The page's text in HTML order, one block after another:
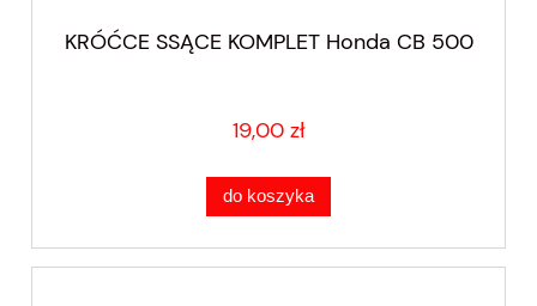
KRÓĆCE SSĄCE KOMPLET Honda CB 500
19,00 zł
do koszyka